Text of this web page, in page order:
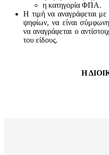
η κατηγορία ΦΠΑ.
Η τιμή να αναγράφεται
ψηφίων, να είναι
να αναγράφεται ο
του είδους.
Η